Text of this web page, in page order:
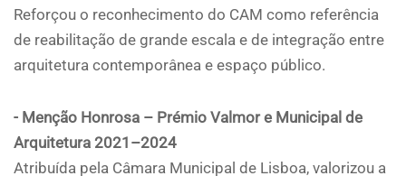
Reforçou o reconhecimento do CAM como referência
de reabilitação de grande escala e de integração entre
arquitetura contemporânea e espaço público.
- Menção Honrosa – Prémio Valmor e Municipal de
Arquitetura 2021–2024
Atribuída pela Câmara Municipal de Lisboa, valorizou a